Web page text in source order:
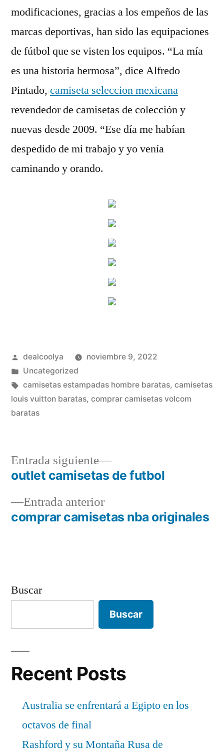
modificaciones, gracias a los empeños de las
marcas deportivas, han sido las equipaciones
de fútbol que se visten los equipos. “La mía
es una historia hermosa”, dice Alfredo
Pintado, camiseta seleccion mexicana
revendedor de camisetas de colección y
nuevas desde 2009. “Ese día me habían
despedido de mi trabajo y yo venía
caminando y orando.
Publicado
por
dealcoolya
noviembre 9, 2022
Publicado
en
Uncategorized
Etiquetas:
camisetas estampadas hombre baratas, camisetas
louis vuitton baratas, comprar camisetas volcom
baratas
Navegación
de
entradas
Entrada anteriorEntrada
anterior:
comprar camisetas nba originales
Entrada siguiente
Entrada
siguiente:
outlet camisetas de futbol
Buscar
Buscar
Recent Posts
Australia se enfrentará a Egipto en los
octavos de final
Rashford y su Montaña Rusa de